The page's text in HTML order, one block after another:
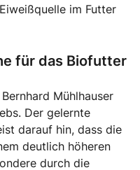
im Futter
für das Biofutter
Mühlhauser
Der gelernte
darauf hin, dass die
deutlich höheren
durch die